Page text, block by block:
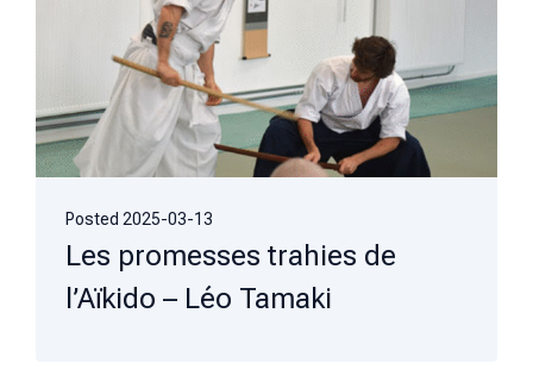
Posted 2025-03-13
Les promesses trahies de
l’Aïkido – Léo Tamaki